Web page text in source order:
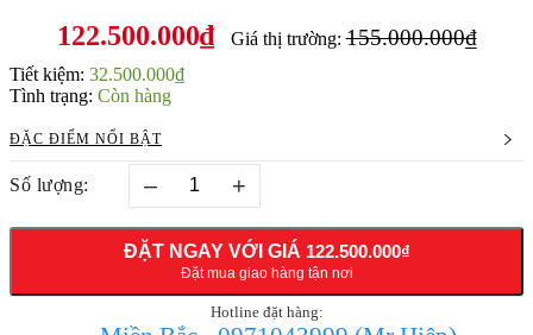
122.500.000₫ Giá thị trường:155.000.000₫
Tiết kiệm: 32.500.000₫
Tình trạng: Còn hàng
ĐẶC ĐIỂM NỔI BẬT
Số lượng: – +
ĐẶT NGAY VỚI GIÁ 122.500.000₫
Đặt mua giao hàng tận nơi
Hotline đặt hàng: